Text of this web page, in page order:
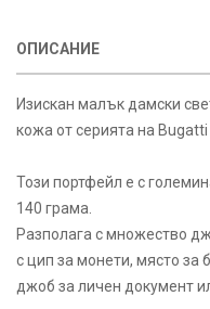
ОПИСАНИЕ
Изискан малък дамски
кожа от серията на Bugatti
Този портфейл е с
140 грама.
Разполага с множество
с цип за монети, място за
джоб за личен документ